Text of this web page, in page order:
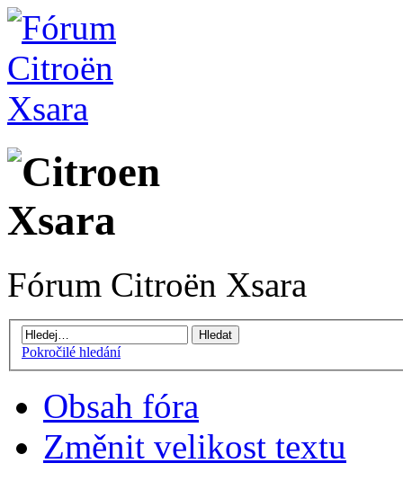
Fórum Citroën Xsara
Pokročilé hledání
Obsah fóra
Změnit velikost textu